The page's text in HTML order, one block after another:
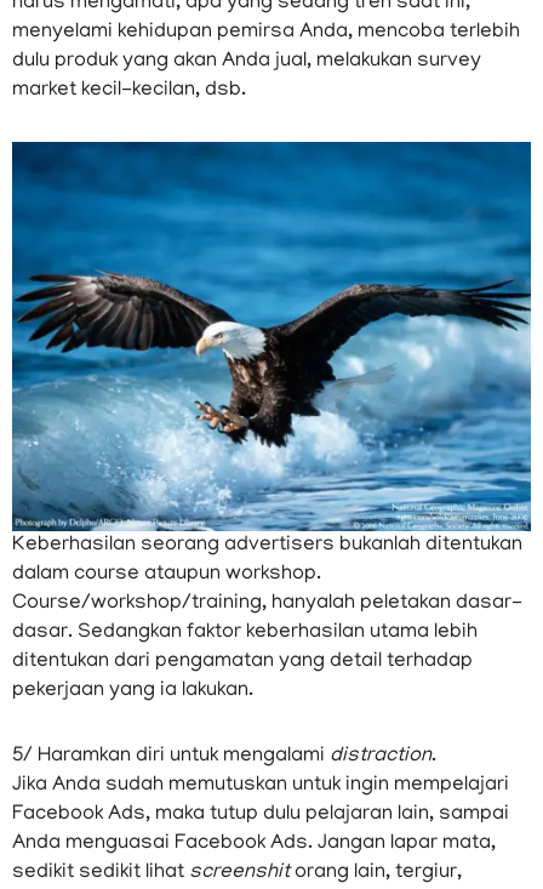
menyelami kehidupan pemirsa Anda, mencoba terlebih
dulu produk yang akan Anda jual, melakukan survey
market kecil-kecilan, dsb.
Keberhasilan seorang advertisers bukanlah ditentukan
dalam course ataupun workshop.
Course/workshop/training, hanyalah peletakan dasar-
dasar. Sedangkan faktor keberhasilan utama lebih
ditentukan dari pengamatan yang detail terhadap
pekerjaan yang ia lakukan.
5/ Haramkan diri untuk mengalami distraction.
Jika Anda sudah memutuskan untuk ingin mempelajari
Facebook Ads, maka tutup dulu pelajaran lain, sampai
Anda menguasai Facebook Ads. Jangan lapar mata,
sedikit sedikit lihat screenshitorang lain, tergiur,